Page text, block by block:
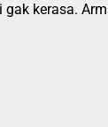
kerasa.